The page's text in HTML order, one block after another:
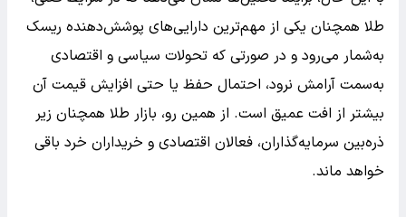
طلا همچنان یکی از مهم‌ترین دارایی‌های پوشش‌دهنده ریسک
به‌شمار می‌رود و در صورتی که تحولات سیاسی و اقتصادی
به‌سمت آرامش نرود، احتمال حفظ یا حتی افزایش قیمت آن
بیشتر از افت عمیق است. از همین رو، بازار طلا همچنان زیر
ذره‌بین سرمایه‌گذاران، فعالان اقتصادی و خریداران خرد باقی
خواهد ماند.